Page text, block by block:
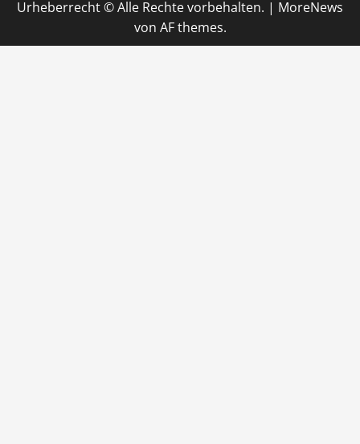
Urheberrecht © Alle Rechte vorbehalten. | MoreNews
von AF themes.